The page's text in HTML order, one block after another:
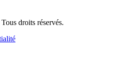
droits réservés.